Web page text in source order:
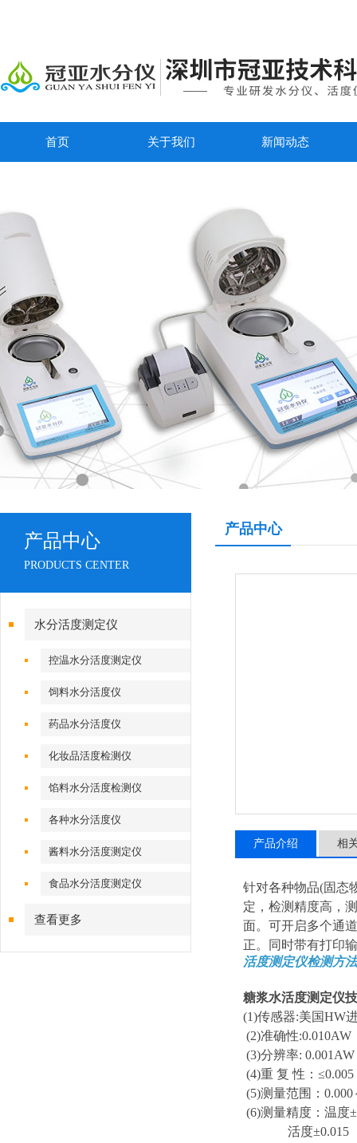
首页 关于我们 新闻动态
产品中心
PRODUCTS CENTER
水分活度测定仪
控温水分活度测定仪
饲料水分活度仪
药品水分活度仪
化妆品活度检测仪
馅料水分活度检测仪
各种水分活度仪
酱料水分活度测定仪
食品水分活度测定仪
查看更多
产品中心
产品介绍 相
针对各种物品(固态
定，检测精度高，
面。可开启多个通
正。同时带有打印
活度测定仪检测方
糖浆水活度测定仪
(1)传感器:美国HW
(2)准确性:0.010AW
(3)分辨率: 0.001AW
(4)重 复 性：≤0.005
(5)测量范围：0.000
(6)测量精度：温
活度±0.015（